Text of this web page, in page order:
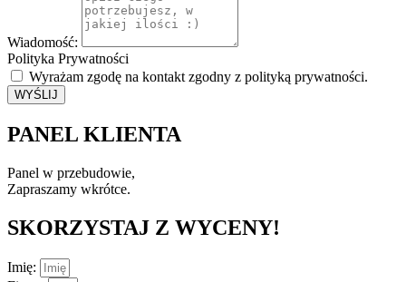
Wiadomość:
Polityka Prywatności
Wyrażam zgodę na kontakt zgodny z polityką prywatności.
WYŚLIJ
PANEL KLIENTA
Panel w przebudowie,
Zapraszamy wkrótce.
SKORZYSTAJ Z WYCENY!
Imię: